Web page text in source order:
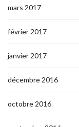
mars 2017
février 2017
janvier 2017
décembre 2016
octobre 2016